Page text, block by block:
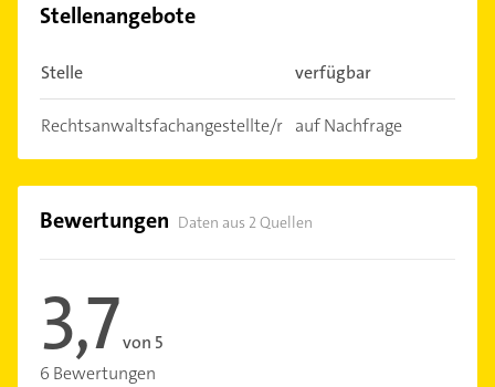
Stellenangebote
Stelle verfügbar
Rechtsanwaltsfachangestellte/r auf Nachfrage
Bewertungen Daten aus 2 Quellen
3,7von 5
6 Bewertungen